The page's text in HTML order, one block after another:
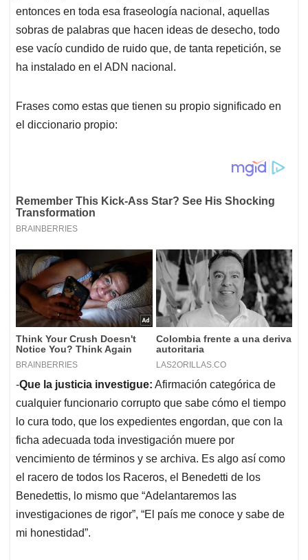
entonces en toda esa fraseología nacional, aquellas
sobras de palabras que hacen ideas de desecho, todo
ese vacío cundido de ruido que, de tanta repetición, se
ha instalado en el ADN nacional.
Frases como estas que tienen su propio significado en
el diccionario propio:
-Que la justicia investigue: Afirmación categórica de
cualquier funcionario corrupto que sabe cómo el tiempo
lo cura todo, que los expedientes engordan, que con la
ficha adecuada toda investigación muere por
vencimiento de términos y se archiva. Es algo así como
el racero de todos los Raceros, el Benedetti de los
Benedettis, lo mismo que “Adelantaremos las
investigaciones de rigor”, “El país me conoce y sabe de
mi honestidad”.